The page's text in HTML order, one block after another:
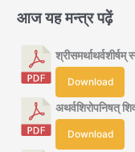
आज यह मन्त्र पढ़ें
श्रीसमर्थाथर्वशीर्षम्
Download
अथर्वशिरोपनिषत्
Download